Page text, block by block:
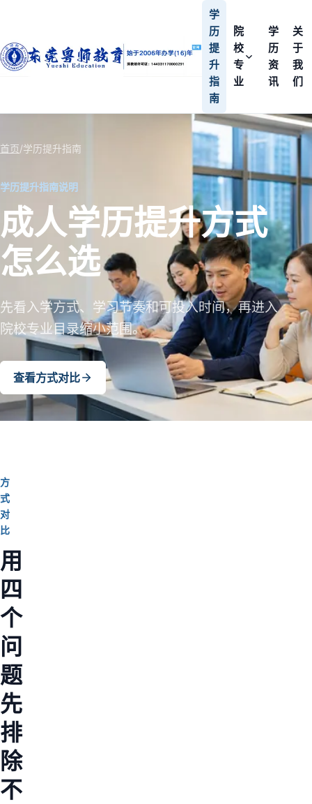
学
历
提
升
指
南
院
校
专
业
学
历
资
讯
关
于
我
们
首页/学历提升指南
学历提升指南说明
成人学历提升方式
怎么选
先看入学方式、学习节奏和可投入时间，再进入
院校专业目录缩小范围。
查看方式对比
方
式
对
比
用
四
个
问
题
先
排
除
不